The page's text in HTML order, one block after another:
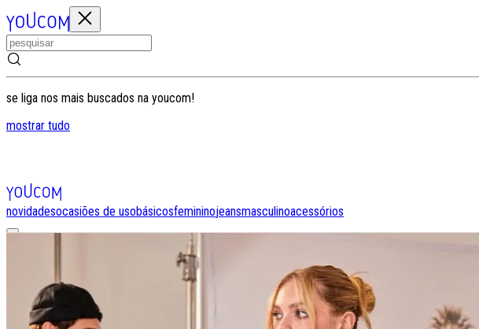
se liga nos mais buscados na youcom!
mostrar tudo
novidadesocasiões de usobásicosfemininojeansmasculinoacessórios